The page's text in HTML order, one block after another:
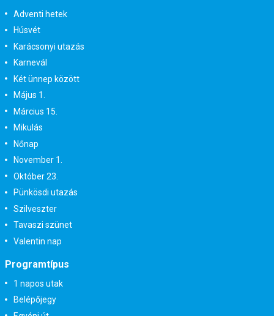
Adventi hetek
Húsvét
Karácsonyi utazás
Karnevál
Két ünnep között
Május 1.
Március 15.
Mikulás
Nőnap
November 1.
Október 23.
Pünkösdi utazás
Szilveszter
Tavaszi szünet
Valentin nap
Programtípus
1 napos utak
Belépőjegy